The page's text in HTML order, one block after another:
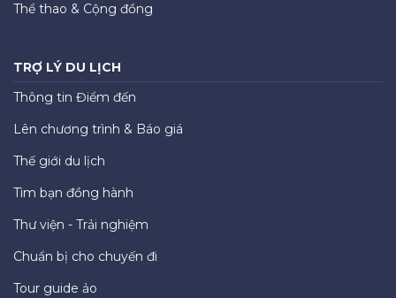
Thể thao & Cộng đồng
TRỢ LÝ DU LỊCH
Thông tin Điểm đến
Lên chương trình & Báo giá
Thế giới du lịch
Tìm bạn đồng hành
Thư viện - Trải nghiệm
Chuẩn bị cho chuyến đi
Tour guide ảo